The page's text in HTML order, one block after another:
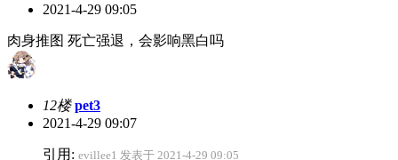
2021-4-29 09:05
肉身推图 死亡强退，会影响黑白吗
12楼 pet3
2021-4-29 09:07
引用: evillee1 发表于 2021-4-29 09:05